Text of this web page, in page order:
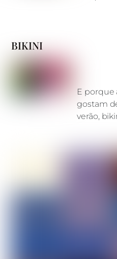
BIKINI
E porque
gostam
verão,